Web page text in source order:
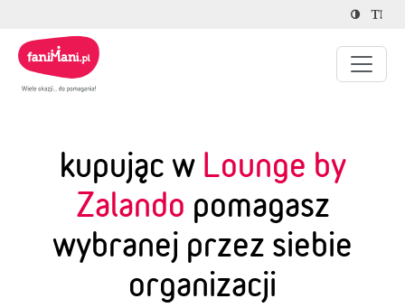
kupując w Lounge by
Zalando pomagasz
wybranej przez siebie
organizacji